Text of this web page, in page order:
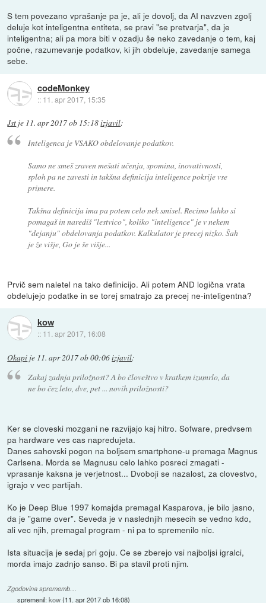
S tem povezano vprašanje pa je, ali je dovolj, da AI navzven zgolj
deluje kot inteligentna entiteta, se pravi "se pretvarja", da je
inteligentna; ali pa mora biti v ozadju še neko zavedanje o tem, kaj
počne, razumevanje podatkov, ki jih obdeluje, zavedanje samega
sebe.
codeMonkey
:: 11. apr 2017, 15:35
Jst je 11. apr 2017 ob 15:18izjavil:
Inteligenca je VSAKO obdelovanje podatkov.
Samo ne smeš zraven mešati učenja, spomina, inovativnosti,
sploh pa ne zavesti in takšna definicija inteligence pokrije vse
primere.
Takšna definicija ima pa potem celo nek smisel. Recimo lahko si
pomagaš in narediš "lestvico", koliko "inteligence" je v nekem
"dejanju" obdelovanja podatkov. Kalkulator je precej nizko. Šah
je že višje, Go je še višje...
Prvič sem naletel na tako definicijo. Ali potem AND logična vrata
obdelujejo podatke in se torej smatrajo za precej ne-inteligentna?
kow
:: 11. apr 2017, 16:08
Okapi je 11. apr 2017 ob 00:06izjavil:
Zakaj zadnja priložnost? A bo človeštvo v kratkem izumrlo, da
ne bo čez leto, dve, pet ... novih priložnosti?
Ker se cloveski mozgani ne razvijajo kaj hitro. Sofware, predvsem
pa hardware ves cas napredujeta.
Danes sahovski pogon na boljsem smartphone-u premaga Magnus
Carlsena. Morda se Magnusu celo lahko posreci zmagati -
vprasanje kaksna je verjetnost... Dvoboji se nazalost, za clovestvo,
igrajo v vec partijah.
Ko je Deep Blue 1997 komajda premagal Kasparova, je bilo jasno,
da je "game over". Seveda je v naslednjih mesecih se vedno kdo,
ali vec njih, premagal program - ni pa to spremenilo nic.
Ista situacija je sedaj pri goju. Ce se zberejo vsi najboljsi igralci,
morda imajo zadnjo sanso. Bi pa stavil proti njim.
Zgodovina sprememb…
spremenil:kow(11. apr 2017 ob 16:08)